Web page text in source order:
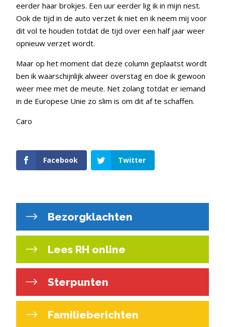
eerder haar brokjes. Een uur eerder lig ik in mijn nest.
Ook de tijd in de auto verzet ik niet en ik neem mij voor
dit vol te houden totdat de tijd over een half jaar weer
opnieuw verzet wordt.
Maar op het moment dat deze column geplaatst wordt
ben ik waarschijnlijk alweer overstag en doe ik gewoon
weer mee met de meute. Net zolang totdat er iemand
in de Europese Unie zo slim is om dit af te schaffen.
Caro
Facebook Twitter
Bezorgklachten
Lees RH online
Sterpunten
Familieberichten